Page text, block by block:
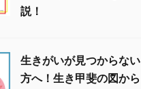
説！
生きがいが見つからない
方へ！生き甲斐の図から